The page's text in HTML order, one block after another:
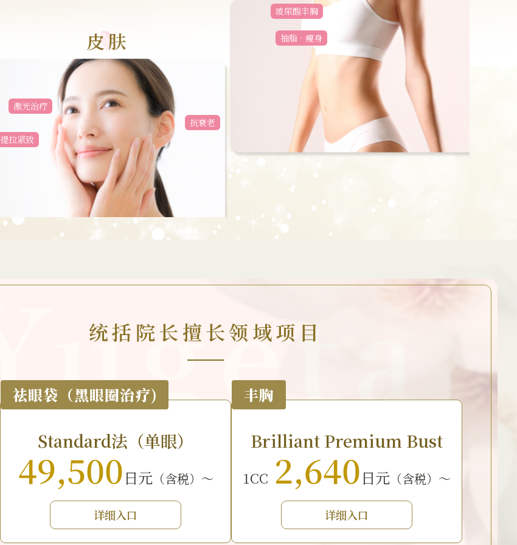
皮肤
激光治疗
提拉紧致
抗衰老
玻尿酸丰胸
抽脂•瘦身
统括院长擅长领域项目
祛眼袋（黑眼圈治疗)
Standard法（单眼）
49,500 日元（含税）～
详细入口
丰胸
Brilliant Premium Bust
1CC 2,640 日元 （含税）～
详细入口